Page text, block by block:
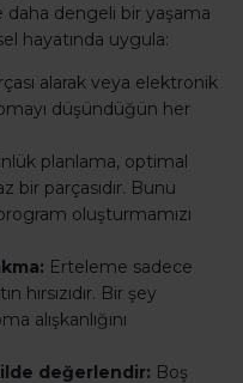
daha dengeli bir yaşama
hayatında uygula:
alarak veya elektronik
düşündüğün her
planlama, optimal
bir parçasıdır. Bunu
oluşturmamızı
Erteleme sadece
hırsızıdır. Bir şey
alışkanlığını
değerlendir: Boş